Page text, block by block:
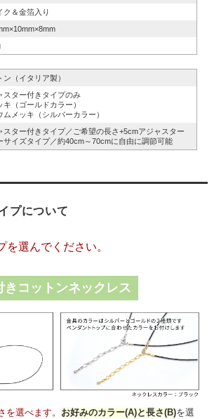
ク＆金箔入り
ン（イタリア製）
スター付きタイプのみ
キ（ゴールドカラー）
ムメッキ（シルバーカラー）
スター付きタイプ／ご希望の長さ+5cmアジャスター
サイズタイプ／約40cm～70cmに自由に調節可能
プについて
を選んでください。
きコットンネックレス
を選べます。 お好みのカラー(A)と長さ(B)を選